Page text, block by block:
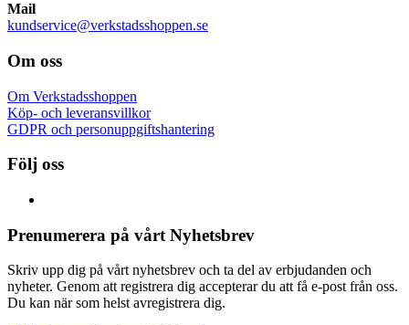
Mail
kundservice@verkstadsshoppen.se
Om oss
Om Verkstadsshoppen
Köp- och leveransvillkor
GDPR och personuppgiftshantering
Följ oss
Prenumerera på vårt Nyhetsbrev
Skriv upp dig på vårt nyhetsbrev och ta del av erbjudanden och
nyheter. Genom att registrera dig accepterar du att få e-post från oss.
Du kan när som helst avregistrera dig.